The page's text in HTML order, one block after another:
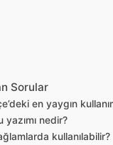
Sorular
en yaygın
nedir?
kullanılabilir?